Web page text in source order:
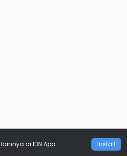
lainnya di IDN App Install